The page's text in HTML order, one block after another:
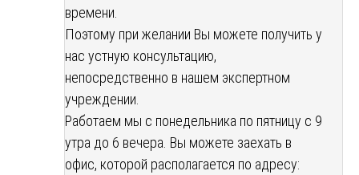
времени.
Поэтому при желании Вы можете получить у
нас устную консультацию,
непосредственно в нашем экспертном
учреждении.
Работаем мы с понедельника по пятницу с 9
утра до 6 вечера. Вы можете заехать в
офис, которой располагается по адресу: